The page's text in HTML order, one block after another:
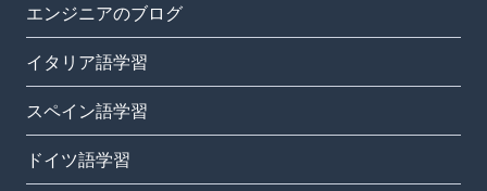
エンジニアのブログ
イタリア語学習
スペイン語学習
ドイツ語学習